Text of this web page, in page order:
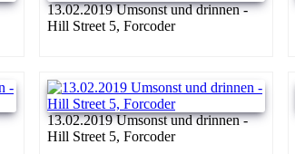
13.02.2019 Umsonst und drinnen -
Hill Street 5, Forcoder
13.02.2019 Umsonst und drinnen -
Hill Street 5, Forcoder